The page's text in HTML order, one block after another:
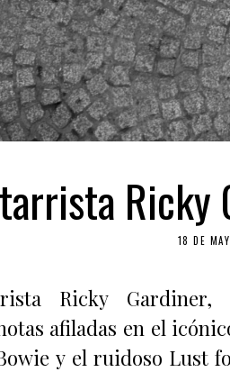
Ricky
18 DE
Ricky Gardiner,
afiladas en el
y el ruidoso Lust